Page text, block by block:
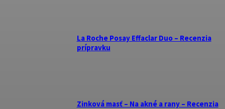
La Roche Posay Effaclar Duo – Recenzia
prípravku
Zinková masť – Na akné a rany – Recenzia